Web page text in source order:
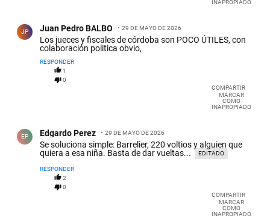
INAPROPIADO
JP Juan Pedro BALBO 29 DE MAYO DE 2026
Los jueces y fiscales de córdoba son POCO ÚTILES, con
colaboración politica obvio,
RESPONDER
1
0
COMPARTIR
MARCAR
COMO
INAPROPIADO
EP Edgardo Perez 29 DE MAYO DE 2026
Se soluciona simple: Barrelier, 220 voltios y alguien que
quiera a esa niña. Basta de dar vueltas...
EDITADO
RESPONDER
2
0
COMPARTIR
MARCAR
COMO
INAPROPIADO